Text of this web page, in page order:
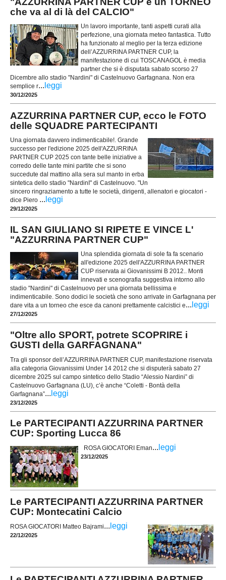
che va al di là del CALCIO"
Un lavoro importante, tanti aspetti curati alla
perfezione, una giornata meteo fantastica. Tutto
ha funzionato al meglio per la terza edizione
dell’AZZURRINA PARTNER CUP, la
manifestazione di cui TOSCANAGOL è media
partner che si è disputata sabato scorso 27
Dicembre allo stadio "Nardini" di Castelnuovo Garfagnana. Non era
semplice r... leggi
30/12/2025
AZZURRINA PARTNER CUP, ecco le FOTO
delle SQUADRE PARTECIPANTI
Una giornata davvero indimenticabile!. Grande
successo per l'edizione 2025 dell'AZZURRINA
PARTNER CUP 2025 con tante belle iniziative a
corredo delle tante mini partite che si sono
succedute dal mattino alla sera sul manto in erba
sintetica dello stadio "NardinI" di Castelnuovo. "Un
sincero ringraziamento a tutte le società, dirigenti, allenatori e giocatori -
dice Piero ... leggi
29/12/2025
IL SAN GIULIANO SI RIPETE E VINCE L'
"AZZURRINA PARTNER CUP"
Una splendida giornata di sole fa fa scenario
all'edizione 2025 dell'AZZURRINA PARTNER
CUP riservata ai Giovanissimi B 2012.. Monti
innevati e scenografia suggestiva intorno allo
stadio "Nardini" di Castelnuovo per una giornata bellissima e
indimenticabile. Sono dodici le società che sono arrivate in Garfagnana per
dare vita a un torneo che esce da canoni prettamente calcistici e... leggi
27/12/2025
"Oltre allo SPORT, potrete SCOPRIRE i
GUSTI della GARFAGNANA"
Tra gli sponsor dell’AZZURRINA PARTNER CUP, manifestazione riservata
alla categoria Giovanissimi Under 14 2012 che si disputerà sabato 27
dicembre 2025 sul campo sintetico dello Stadio “Alessio Nardini” di
Castelnuovo Garfagnana (LU), c’è anche “Coletti - Bontà della
Garfagnana”... leggi
23/12/2025
Le PARTECIPANTI AZZURRINA PARTNER
CUP: Sporting Lucca 86
ROSA GIOCATORI Eman... leggi
23/12/2025
Le PARTECIPANTI AZZURRINA PARTNER
CUP: Montecatini Calcio
ROSA GIOCATORI Matteo Bajrami... leggi
22/12/2025